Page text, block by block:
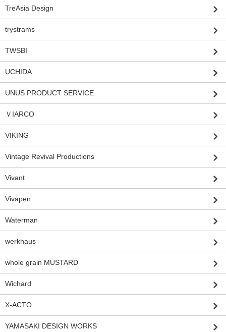
TreAsia Design
trystrams
TWSBI
UCHIDA
UNUS PRODUCT SERVICE
ＶIARCO
VIKING
Vintage Revival Productions
Vivant
Vivapen
Waterman
werkhaus
whole grain MUSTARD
Wichard
X-ACTO
YAMASAKI DESIGN WORKS